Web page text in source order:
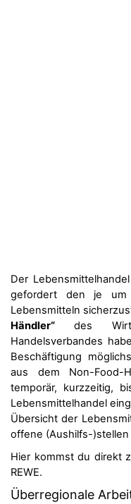
Der
gefordert den je um
Lebensmitteln
Händler“ des
Handelsverbandes
Beschäftigung
aus dem Non-Food-
temporär, kurzzeitig,
Lebensmittelhandel
Übersicht der
offene (Aushilfs-
Hier kommst du direkt
REWE.
Überregionale